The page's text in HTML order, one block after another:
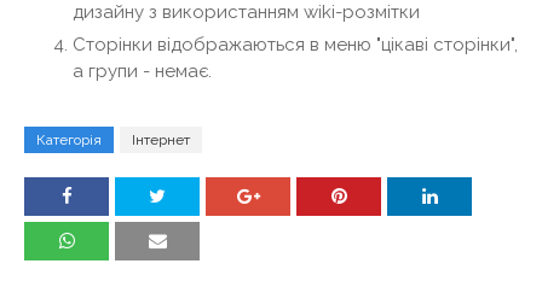
дизайну з використанням wiki-розмітки
Сторінки відображаються в меню "цікаві сторінки",
а групи - немає.
Категорія Інтернет